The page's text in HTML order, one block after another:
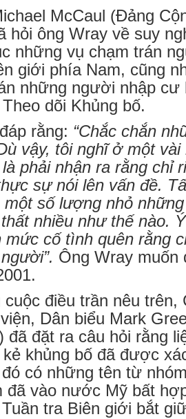
McCaul (Đảng
hỏi ông Wray về suy
những vụ chạm trán
giới phía Nam, cũng
những người nhập cư
dõi Khủng bố.
rằng: “Chắc chắn
vậy, tôi nghĩ ở một
phải nhận ra rằng chỉ
sự nói lên vấn đề.
số lượng nhỏ
nhiều như thế nào.
mức cố tình quên rằng
Ông Wray muốn
cuộc điều trần nêu trên,
Dân biểu Mark
đã đặt ra câu hỏi rằng
khủng bố đã được
có những tên từ
đã vào nước Mỹ bất
tra Biên giới bắt